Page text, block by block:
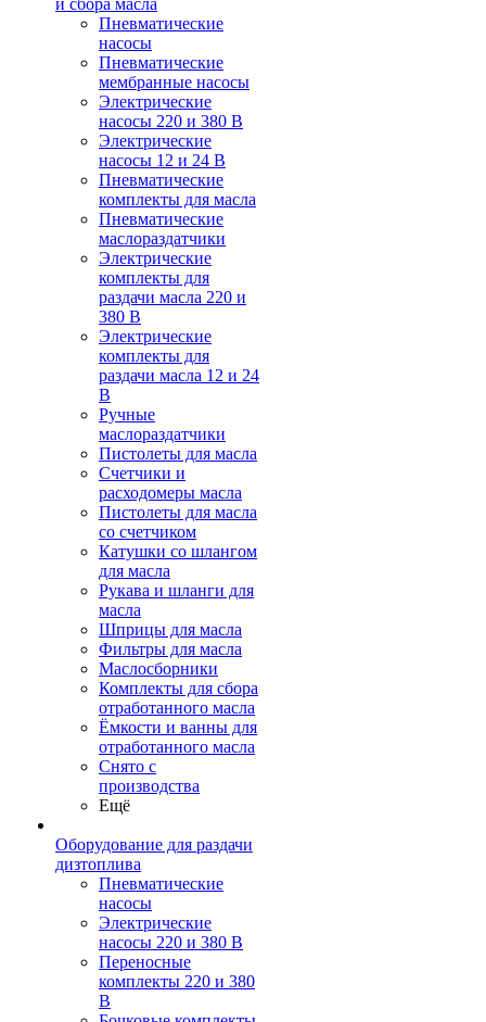
и сбора масла
Пневматические
насосы
Пневматические
мембранные насосы
Электрические
насосы 220 и 380 В
Электрические
насосы 12 и 24 В
Пневматические
комплекты для масла
Пневматические
маслораздатчики
Электрические
комплекты для
раздачи масла 220 и
380 В
Электрические
комплекты для
раздачи масла 12 и 24
В
Ручные
маслораздатчики
Пистолеты для масла
Счетчики и
расходомеры масла
Пистолеты для масла
со счетчиком
Катушки со шлангом
для масла
Рукава и шланги для
масла
Шприцы для масла
Фильтры для масла
Маслосборники
Комплекты для сбора
отработанного масла
Ёмкости и ванны для
отработанного масла
Снято с
производства
Ещё
Оборудование для раздачи
дизтоплива
Пневматические
насосы
Электрические
насосы 220 и 380 В
Переносные
комплекты 220 и 380
В